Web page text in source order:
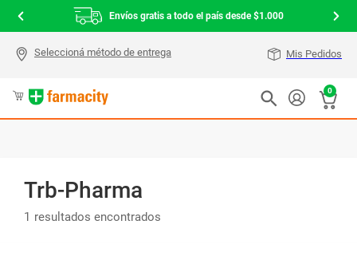
Envíos gratis a todo el país desde $1.000
Mis Pedidos
0
Trb-Pharma
1